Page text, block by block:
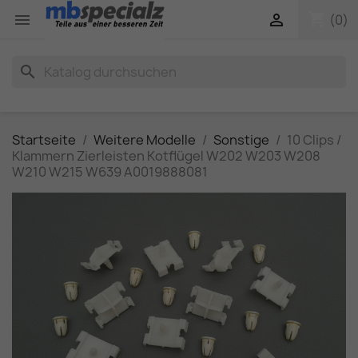
 (0)

search
Startseite Weitere Modelle Sonstige
10 Clips /
Klammern Zierleisten Kotflügel W202 W203 W208
W210 W215 W639 A0019888081